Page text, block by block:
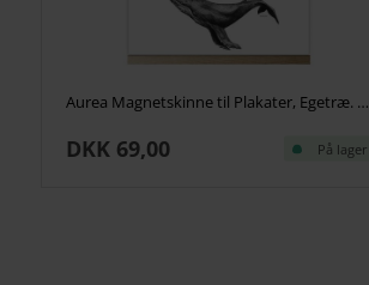
Aurea Magnetskinne til Plakater, Egetræ. Vælg Str.
DKK 69,00 På lager